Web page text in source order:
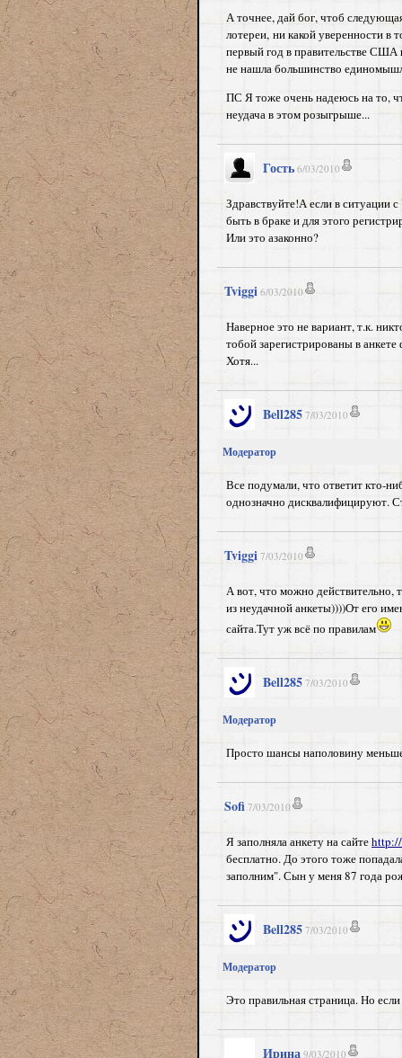
А точнее, дай бог, чтоб
лотереи, ни какой уверенности в
первый год в правительстве
не нашла большинство
ПС Я тоже очень надеюсь на то,
неудача в этом розыгрыше...
Гость 6/03/2010
Здравствуйте!А если в ситуации
быть в браке и для этого
Или это азаконно?
Tviggi 6/03/2010
Наверное это не вариант, т.к.
тобой зарегистрированы в
Хотя...
Bell285 7/03/2010
Модератор
Все подумали, что ответит кто-
однозначно дисквалифицируют.
Tviggi 7/03/2010
А вот, что можно действительно,
из неудачной анкеты))))От его
сайта.Тут уж всё по правилам
Bell285 7/03/2010
Модератор
Просто шансы наполовину
Sofi 7/03/2010
Я заполняла анкету на сайте
бесплатно. До этого тоже
заполним". Сын у меня 87 года
Bell285 7/03/2010
Модератор
Это правильная страница. Но
Ирина 9/03/2010